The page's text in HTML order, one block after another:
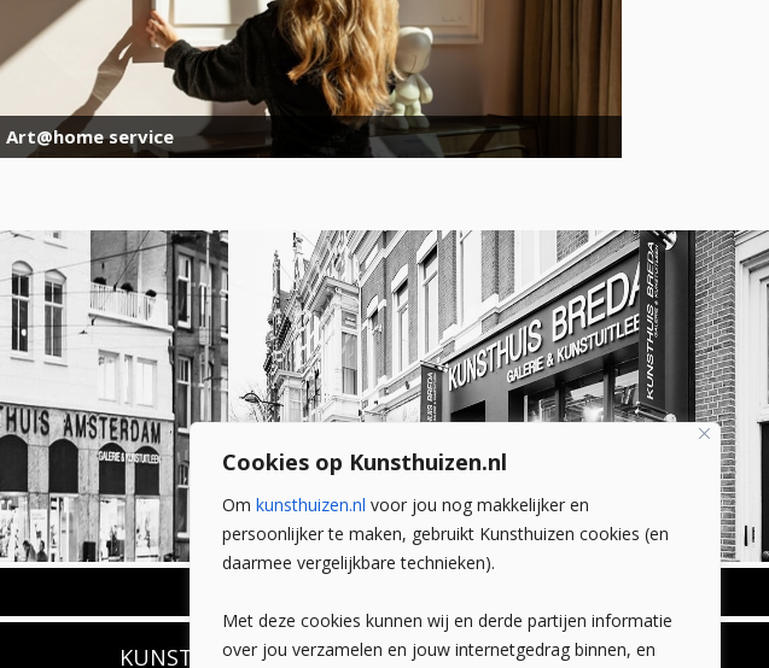
Cookies op Kunsthuizen.nl
Om kunsthuizen.nl voor jou nog makkelijker en
persoonlijker te maken, gebruikt Kunsthuizen cookies (en
daarmee vergelijkbare technieken).
Met deze cookies kunnen wij en derde partijen informatie
over jou verzamelen en jouw internetgedrag binnen, en
Art@home service
Wilhelminastraat 11
4818 SB Breda
KUNSTUITLEEN CONTACT